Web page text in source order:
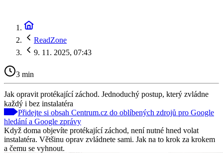
ReadZone
9. 11. 2025, 07:43
3 min
Jak opravit protékající záchod. Jednoduchý postup, který zvládne
každý i bez instalatéra
Přidejte si obsah Centrum.cz do oblíbených zdrojů pro Google
hledání a Google zprávy
Když doma objevíte protékající záchod, není nutné hned volat
instalatéra. Většinu oprav zvládnete sami. Jak na to krok za krokem
a čemu se vyhnout.